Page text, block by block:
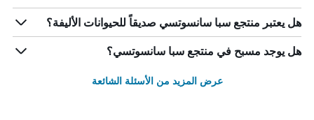
هل يعتبر منتجع سبا سانسوتسي صديقاً للحيوانات الأليفة؟
هل يوجد مسبح في منتجع سبا سانسوتسي؟
عرض المزيد من الأسئلة الشائعة